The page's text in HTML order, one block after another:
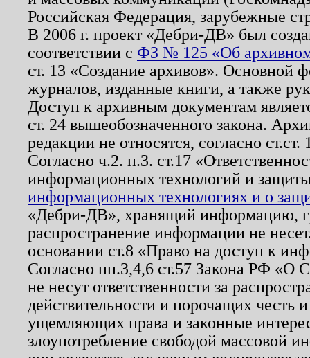
Российская Федерация, зарубежные
В 2006 г. проект «Дебри-ДВ» был
соответствии с ФЗ № 125 «Об
ст. 13 «Создание архивов». Основной
журналов, изданные книги, а также
Доступ к архивным документам
ст. 24 вышеобозначенного закона.
редакции не относятся, согласно
Согласно ч.2. п.3. ст.17
информационных технологий и
информационных технологиях и о
«Дебри-ДВ», хранящий информацию,
распространение информации не
основании ст.8 «Право на доступ к
Согласно пп.3,4,6 ст.57 Закона РФ «О
не несут ответственности за
действительности и порочащих честь
ущемляющих права и законные
злоупотребление свободой массовой